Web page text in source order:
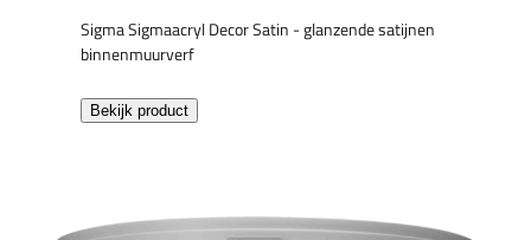
Sigma Sigmaacryl Decor Satin - glanzende satijnen
binnenmuurverf
Bekijk product